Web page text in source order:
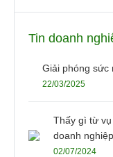
Tin doanh
Giải phóng sức
22/03/2025
Thấy gì từ
doanh
02/07/2024